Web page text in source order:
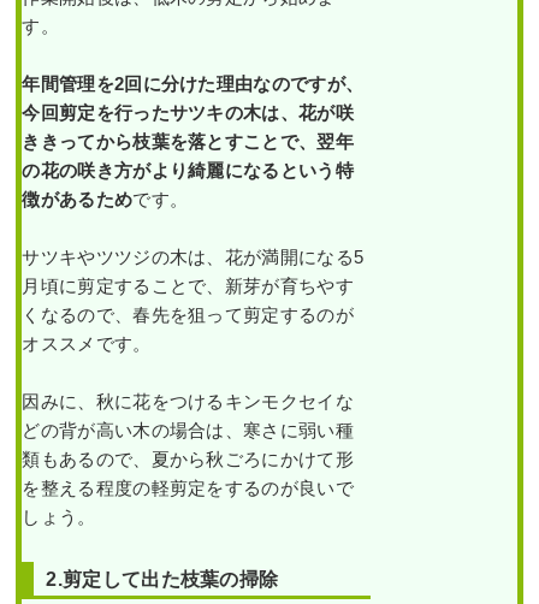
す。
年間管理を2回に分けた理由なのですが、
今回剪定を行ったサツキの木は、花が咲
ききってから枝葉を落とすことで、翌年
の花の咲き方がより綺麗になるという特
徴があるためです。
サツキやツツジの木は、花が満開になる5
月頃に剪定することで、新芽が育ちやす
くなるので、春先を狙って剪定するのが
オススメです。
因みに、秋に花をつけるキンモクセイな
どの背が高い木の場合は、寒さに弱い種
類もあるので、夏から秋ごろにかけて形
を整える程度の軽剪定をするのが良いで
しょう。
2.剪定して出た枝葉の掃除